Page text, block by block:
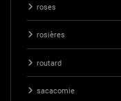
roses
rosières
routard
sacacomie